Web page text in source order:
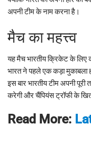
अपनी टीम के नाम करना है।
मैच का महत्त्व
यह मैच भारतीय क्रिकेट के लिए
भारत ने पहले एक कड़ा मुकाबला
इस बार भारतीय टीम अपनी
करेगी और चैंपियंस ट्रॉफी के
Read More: